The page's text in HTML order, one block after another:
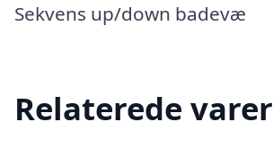
Sekvens up/down badevæ
Relaterede varer